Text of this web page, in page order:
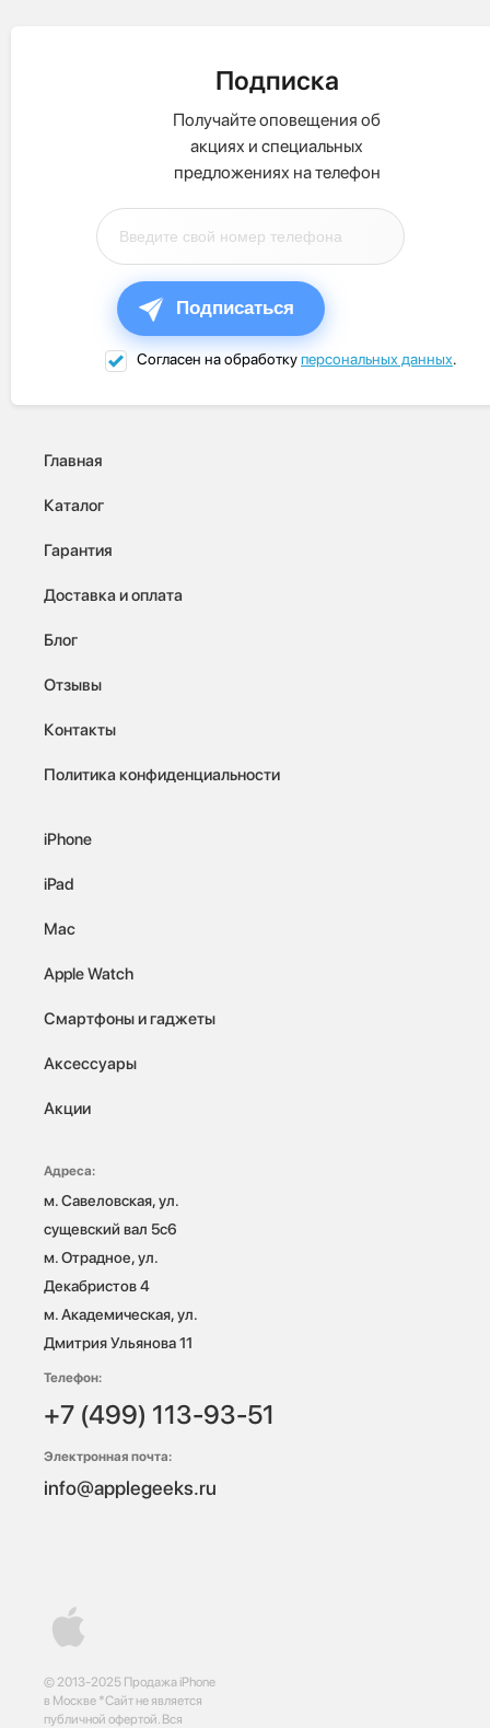
Подписка
Получайте оповещения об
акциях и специальных
предложениях на телефон
Подписаться
Согласен на обработкуперсональных данных.
© 2013-2025 Продажа iPhone
в Москве *Сайт не является
публичной офертой. Вся
Главная
Каталог
Гарантия
Доставка и оплата
Блог
Отзывы
Контакты
Политика конфиденциальности
iPhone
iPad
Mac
Apple Watch
Смартфоны и гаджеты
Аксессуары
Акции
Адреса:
м. Савеловская, ул.
сущевский вал 5с6
м. Отрадное, ул.
Декабристов 4
м. Академическая, ул.
Дмитрия Ульянова 11
Телефон:
+7 (499) 113-93-51
Электронная почта:
info@applegeeks.ru